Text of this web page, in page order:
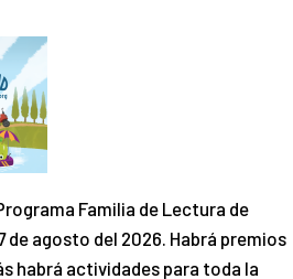
Familia de Lectura de
de agosto del 2026. Habrá premios
habrá actividades para toda la